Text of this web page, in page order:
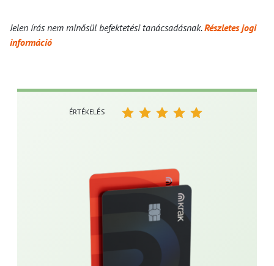
Jelen írás nem minősül befektetési tanácsadásnak.Részletes jogi
információ
ÉRTÉKELÉS